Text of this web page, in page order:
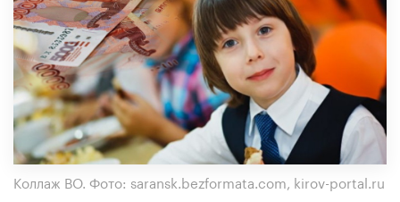
Коллаж ВО. Фото: saransk.bezformata.com, kirov-portal.ru